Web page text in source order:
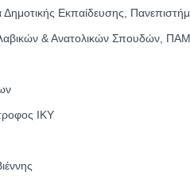
Εκπαίδευσης,
& Ανατολικών Σπουδών,
ΙΚΥ